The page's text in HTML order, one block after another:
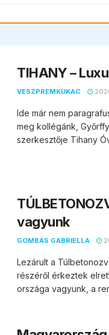
TIHANY –
VESZPREMKUKAC
Ide már nem
meg kollégánk,
szerkesztője Tihany
vagyunk
GOMBÁS GABRIELLA
Lezárult a
részéről érkeztek
országa vagyunk, a